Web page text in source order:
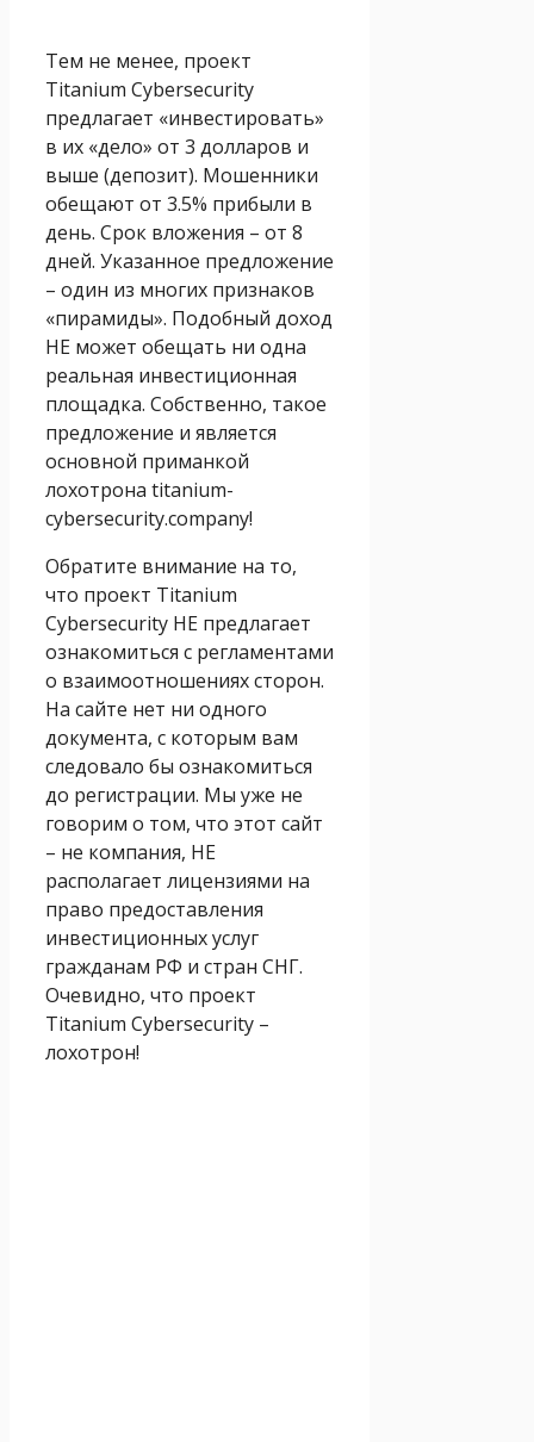
Тем не менее, проект
Titanium Cybersecurity
предлагает «инвестировать»
в их «дело» от 3 долларов и
выше (депозит). Мошенники
обещают от 3.5% прибыли в
день. Срок вложения – от 8
дней. Указанное предложение
– один из многих признаков
«пирамиды». Подобный доход
НЕ может обещать ни одна
реальная инвестиционная
площадка. Собственно, такое
предложение и является
основной приманкой
лохотрона titanium-
cybersecurity.company!
Обратите внимание на то,
что проект Titanium
Cybersecurity НЕ предлагает
ознакомиться с регламентами
о взаимоотношениях сторон.
На сайте нет ни одного
документа, с которым вам
следовало бы ознакомиться
до регистрации. Мы уже не
говорим о том, что этот сайт
– не компания, НЕ
располагает лицензиями на
право предоставления
инвестиционных услуг
гражданам РФ и стран СНГ.
Очевидно, что проект
Titanium Cybersecurity –
лохотрон!